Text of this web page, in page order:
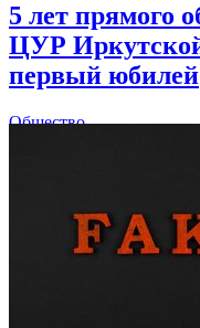
5 лет прямого
ЦУР Иркутской
первый юбилей
Общество